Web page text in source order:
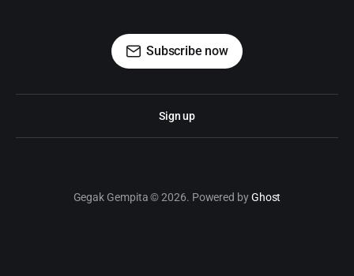
Subscribe now
Sign up
Gegak Gempita © 2026. Powered byGhost